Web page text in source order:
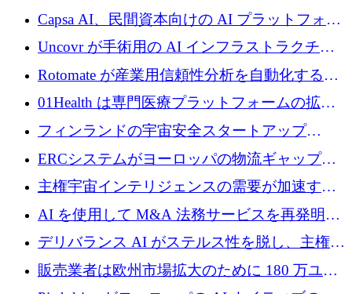
ブ ロボティクス プラットフォームを拡張する
ためにシリーズ C で最大 14 億ドルを確保
Capsa AI、民間資本向けの AI プラットフォー
ムを拡大するために 1,800 万ドルを調達
Uncovr が手術用の AI インフラストラクチャ
を構築するために 700 万ドルを調達
Rotomate が産業用信頼性分析を自動化するた
めに 210 万ユーロを調達
01Health は専門医療プラットフォームの拡大
に 1,500 万ドルを確保
フィンランドの宇宙安全スタートアップ
Aavuus が、スペースデブリ追跡に取り組むプ
レシード資金を獲得
ERCシステムがヨーロッパの物流ギャップを
埋めるために設計された重量物運搬用eVTOL
であるVictorを発表
主権宇宙インテリジェンスの需要が加速する
中、ICEYEは評価額100億ユーロ以上で4億
5,000万ユーロを調達
AI を使用して M&A 法務サービスを再発明す
るために 110 万ユーロを適切に確保
デリバランス AI がステルス性を脱し、主権の
あるエンタープライズ AI を強化
販売業者は欧州市場拡大のために 180 万ユー
ロを確保